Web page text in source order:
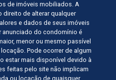
de imóveis mobiliados. A
direito de alterar qualquer
e dados de seus imóveis
anunciado do condomínio é
menor ou mesmo passível
Pode ocorrer de algum
estar mais disponível devido à
feitas pelo site não implicam
ou locação de quaisquer